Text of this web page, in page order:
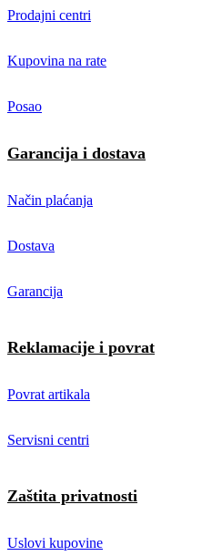
Prodajni centri
Kupovina na rate
Posao
Garancija i dostava
Način plaćanja
Dostava
Garancija
Reklamacije i povrat
Povrat artikala
Servisni centri
Zaštita privatnosti
Uslovi kupovine